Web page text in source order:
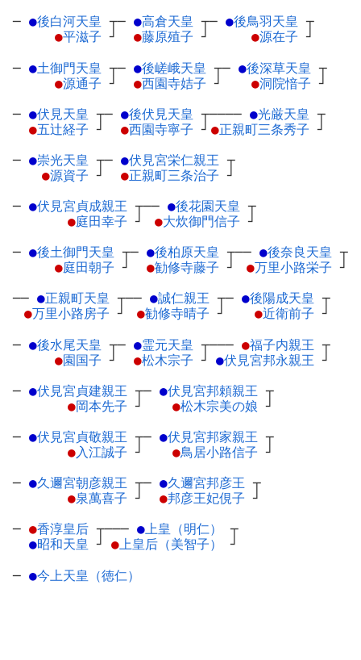
─ ●後白河天皇 ┬
●平滋子 ┘
─ ●高倉天皇 ┬
●藤原殖子 ┘
─ ●後鳥羽天皇 ┬
●源在子 ┘
─ ●土御門天皇 ┬
●源通子 ┘
─ ●後嵯峨天皇 ┬
●西園寺姞子 ┘
─ ●後深草天皇 ┬
●洞院愔子 ┘
─ ●伏見天皇 ┬
●五辻経子 ┘
─ ●後伏見天皇 ┬
●西園寺寧子 ┘
──── ●光厳天皇 ┬
●正親町三条秀子 ┘
─ ●崇光天皇 ┬
●源資子 ┘
─ ●伏見宮栄仁親王 ┬
●正親町三条治子 ┘
─ ●伏見宮貞成親王 ┬
●庭田幸子 ┘
── ●後花園天皇 ┬
●大炊御門信子 ┘
─ ●後土御門天皇 ┬
●庭田朝子 ┘
─ ●後柏原天皇 ┬
●勧修寺藤子 ┘
── ●後奈良天皇 ┬
●万里小路栄子 ┘
── ●正親町天皇 ┬
●万里小路房子 ┘
── ●誠仁親王 ┬
●勧修寺晴子 ┘
─ ●後陽成天皇 ┬
●近衛前子 ┘
─ ●後水尾天皇 ┬
●園国子 ┘
─ ●霊元天皇 ┬
●松木宗子 ┘
─── ●福子内親王 ┬
●伏見宮邦永親王 ┘
─ ●伏見宮貞建親王 ┬
●岡本先子 ┘
─ ●伏見宮邦頼親王 ┬
●松木宗美の娘 ┘
─ ●伏見宮貞敬親王 ┬
●入江誠子 ┘
─ ●伏見宮邦家親王 ┬
●鳥居小路信子 ┘
─ ●久邇宮朝彦親王 ┬
●泉萬喜子 ┘
─ ●久邇宮邦彦王 ┬
●邦彦王妃俔子 ┘
─ ●香淳皇后 ┬
●昭和天皇 ┘
─── ●上皇（明仁）
┬
●上皇后（美智子） ┘
─ ●今上天皇（徳仁）